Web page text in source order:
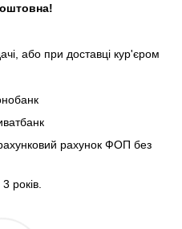
або при доставці кур'єром
рахунок ФОП без
років.